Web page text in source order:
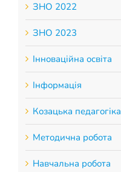
ЗНО 2022
ЗНО 2023
Інноваційна освіта
Інформація
Козацька педагогіка
Методична робота
Навчальна робота